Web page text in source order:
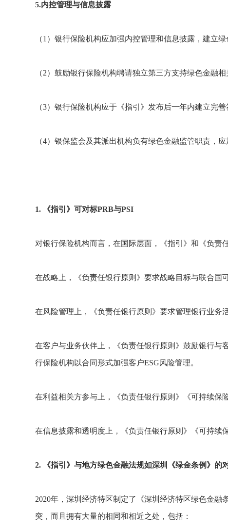
5.内控管理与信息披露
（1）银行保险机构应加强内控管理和信息披露，建立
（2）鼓励银行保险机构聘请独立第三方支持绿色金融相
（3）银行保险机构应于《指引》发布后一年内建立完
（4）银保监会及其派出机构负有绿色金融监管职责，
1. 《指引》可对标PRB与PSI
对银行保险机构而言，在国际层面，《指引》和《负责
在战略上，《负责任银行原则》要求战略目标与联合国
在风险管理上，《负责任银行原则》要求管理银行业务
在客户与业务伙伴上，《负责任银行原则》鼓励银行与
行保险机构以合同形式加强客户ESG风险管理。
在利益相关方参与上，《负责任银行原则》《可持续保
在信息披露和透明度上，《负责任银行原则》《可持续
2. 《指引》与地方绿色金融法规如深圳《绿金条例》的
2020年，深圳经济特区制定了《深圳经济特区绿色金
突，而且拥有大量的相同和相近之处，包括：